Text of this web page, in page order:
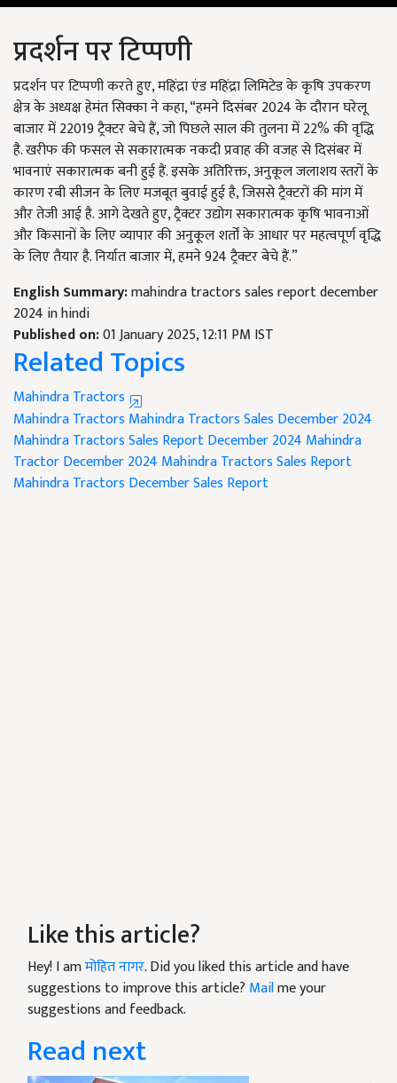
प्रदर्शन पर टिप्पणी
प्रदर्शन पर टिप्पणी करते हुए, महिंद्रा एंड महिंद्रा लिमिटेड के कृषि उपकरण
क्षेत्र के अध्यक्ष हेमंत सिक्का ने कहा, “हमने दिसंबर 2024 के दौरान घरेलू
बाजार में 22019 ट्रैक्टर बेचे हैं, जो पिछले साल की तुलना में 22% की वृद्धि
है. खरीफ की फसल से सकारात्मक नकदी प्रवाह की वजह से दिसंबर में
भावनाएं सकारात्मक बनी हुई हैं. इसके अतिरिक्त, अनुकूल जलाशय स्तरों के
कारण रबी सीजन के लिए मजबूत बुवाई हुई है, जिससे ट्रैक्टरों की मांग में
और तेजी आई है. आगे देखते हुए, ट्रैक्टर उद्योग सकारात्मक कृषि भावनाओं
और किसानों के लिए व्यापार की अनुकूल शर्तों के आधार पर महत्वपूर्ण वृद्धि
के लिए तैयार है. निर्यात बाजार में, हमने 924 ट्रैक्टर बेचे हैं.”
English Summary:mahindra tractors sales report december
2024 in hindi
Published on:01 January 2025, 12:11 PM IST
Related Topics
Mahindra Tractors
Mahindra Tractors Mahindra Tractors Sales December 2024
Mahindra Tractors Sales Report December 2024 Mahindra
TractorDecember 2024 Mahindra Tractors Sales Report
Mahindra Tractors December Sales Report
Like this article?
Hey! I amमोहित नागर. Did you liked this article and have
suggestions to improve this article? Mailme your
suggestions and feedback.
Read next